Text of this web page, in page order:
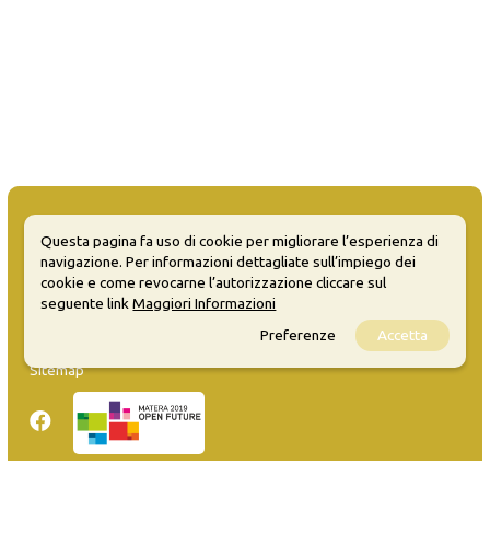
MATERA WELCOME EVENTS
Sitemap
Questa pagina fa uso di cookie per migliorare l’esperienza di
navigazione. Per informazioni dettagliate sull’impiego dei
cookie e come revocarne l’autorizzazione cliccare sul
seguente linkMaggiori Informazioni
Preferenze
Accetta